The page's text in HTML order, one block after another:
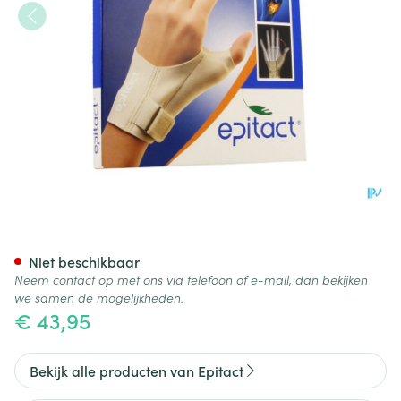
€ 43,95
Niet beschikbaar
Neem contact op met ons via telefoon of e-mail, dan bekijken
we samen de mogelijkheden.
Bekijk alle producten van Epitact